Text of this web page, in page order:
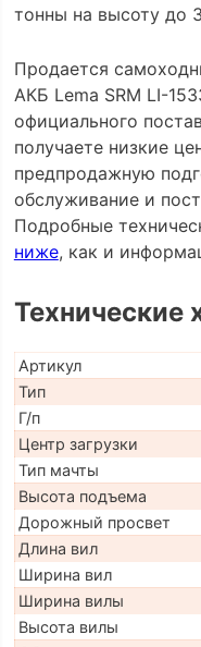
тонны на высоту до
Продается
АКБ Lema SRM LI-
официального
получаете низкие
предпродажную
обслуживание и
Подробные
ниже, как и
Технические
Артикул
Тип
Г/п
Центр загрузки
Тип мачты
Высота подъема
Дорожный просвет
Длина вил
Ширина вил
Ширина вилы
Высота вилы